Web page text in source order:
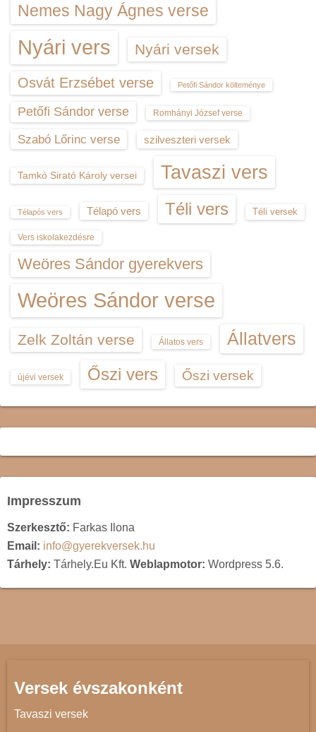
Nemes Nagy Ágnes verse
Nyári vers Nyári versek
Osvát Erzsébet verse Petőfi Sándor költeménye
Petőfi Sándor verse Romhányi József verse
Szabó Lőrinc verse szilveszteri versek
Tamkó Sirató Károly versei Tavaszi vers
Télapós vers Télapó vers Téli vers Téli versek
Vers iskolakezdésre
Weöres Sándor gyerekvers
Weöres Sándor verse
Zelk Zoltán verse Állatos vers Állatvers
újévi versek Őszi vers Őszi versek
Impresszum
Szerkesztő: Farkas Ilona
Email: info@gyerekversek.hu
Tárhely: Tárhely.Eu Kft. Weblapmotor: Wordpress 5.6.
Versek évszakonként
Tavaszi versek